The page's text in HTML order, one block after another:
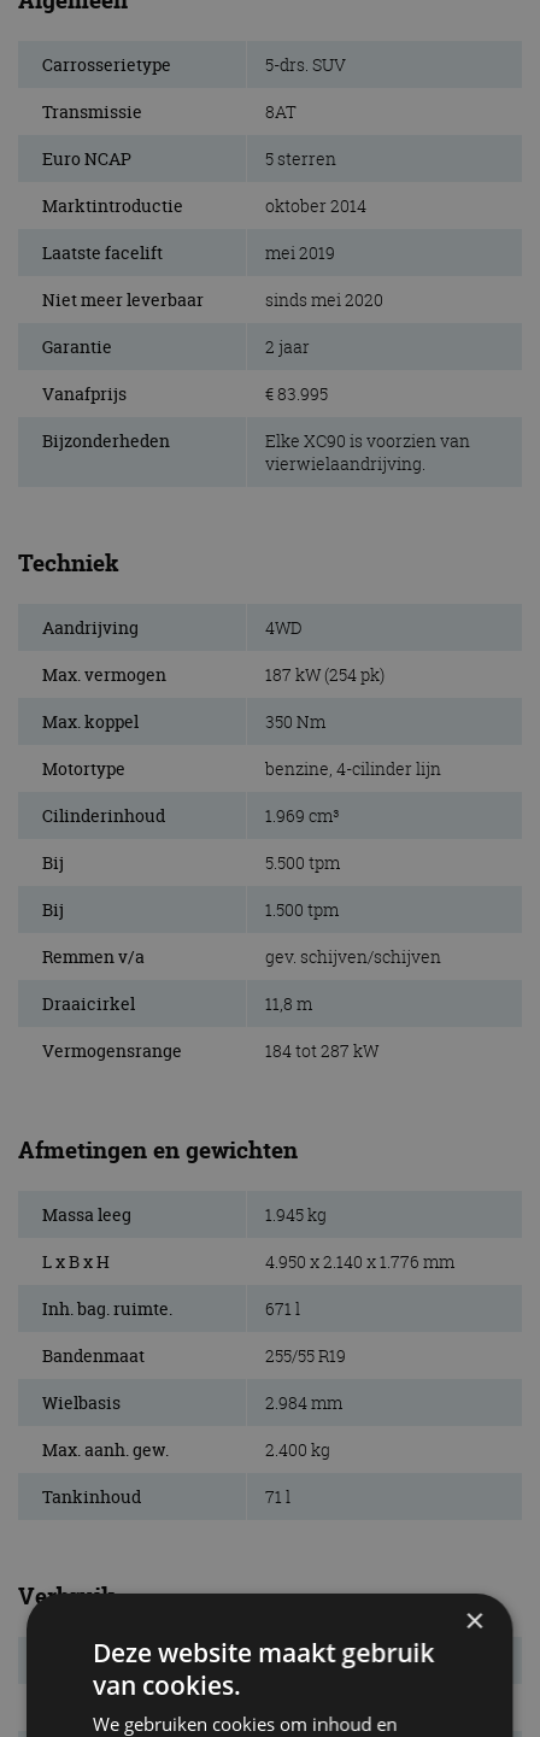
Carrosserietype 5-drs. SUV
Transmissie 8AT
Euro NCAP 5 sterren
Marktintroductie oktober 2014
Laatste facelift mei 2019
Niet meer leverbaar sinds mei 2020
Garantie 2 jaar
Vanafprijs € 83.995
Bijzonderheden
Elke XC90 is voorzien van
vierwielaandrijving.
Techniek
Aandrijving 4WD
Max. vermogen 187 kW (254 pk)
Max. koppel 350 Nm
Motortype benzine, 4-cilinder lijn
Cilinderinhoud 1.969 cm³
Bij 5.500 tpm
Bij 1.500 tpm
Remmen v/a gev. schijven/schijven
Draaicirkel 11,8 m
Vermogensrange 184 tot 287 kW
Afmetingen en gewichten
Massa leeg 1.945 kg
L x B x H 4.950 x 2.140 x 1.776 mm
Inh. bag. ruimte. 671 l
Bandenmaat 255/55 R19
Wielbasis 2.984 mm
Max. aanh. gew. 2.400 kg
Tankinhoud 71 l
Verbruik
Verbr. gecomb. 7,9 l/100km
×
Deze website maakt gebruik
van cookies.
We gebruiken cookies om inhoud en